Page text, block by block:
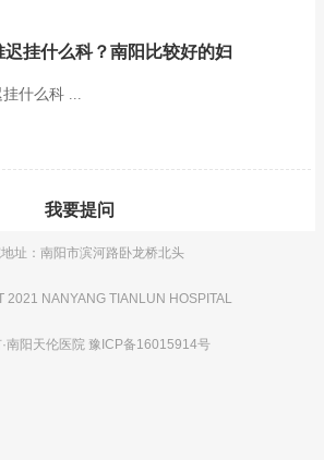
挂什么科？南阳比较好的妇
什么科 ...
我要提问
地址：南阳市滨河路卧龙桥北头
2021 NANYANG TIANLUN HOSPITAL
南阳天伦医院 豫ICP备16015914号